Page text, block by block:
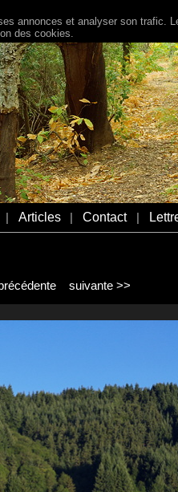
Articles Contact
suivante >>
annonces et analyser son trafic.
des cookies.